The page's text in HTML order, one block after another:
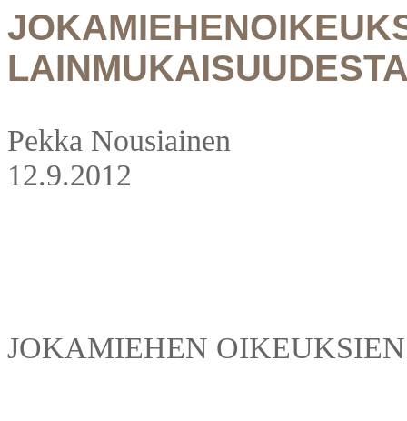
Pekka Nousiainen
12.9.2012
JOKAMIEHEN